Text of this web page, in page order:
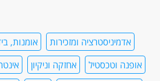
אדמיניסטרציה ומזכירות אומנות,
אופנה וטכסטיל
אחזקה וניקיון